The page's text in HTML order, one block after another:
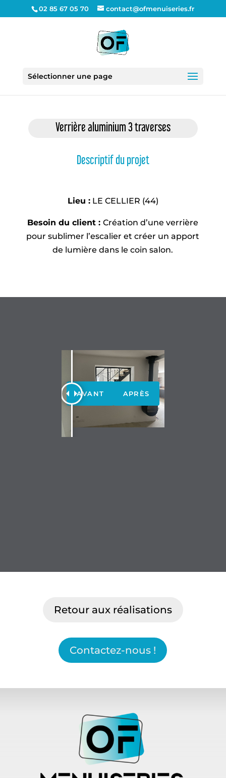
02 85 67 05 70 contact@ofmenuiseries.fr
Sélectionner une page
Verrière aluminium 3 traverses
Descriptif du projet
Lieu :LE CELLIER (44)
Besoin du client :Création d’une verrière
pour sublimer l’escalier et créer un apport
de lumière dans le coin salon.
Retour aux réalisations
Contactez-nous !